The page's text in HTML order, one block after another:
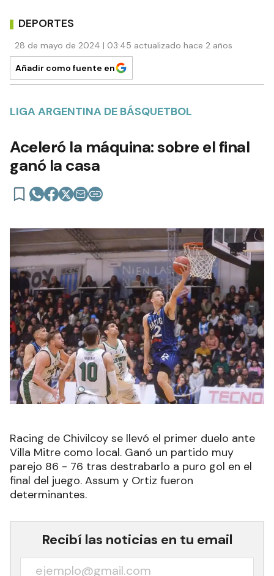
DEPORTES
28 de mayo de 2024 | 03:45 actualizado hace 2 años
Añadir como fuente en
LIGA ARGENTINA DE BÁSQUETBOL
Aceleró la máquina: sobre el final
ganó la casa
Racing de Chivilcoy se llevó el primer duelo ante
Villa Mitre como local. Ganó un partido muy
parejo 86 - 76 tras destrabarlo a puro gol en el
final del juego. Assum y Ortiz fueron
determinantes.
Recibí las noticias en tu email